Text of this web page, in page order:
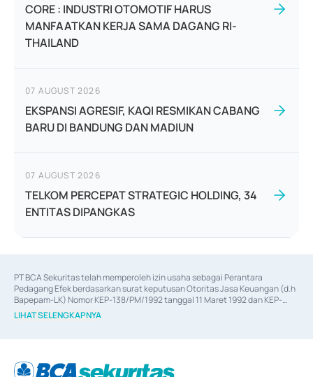
CORE : INDUSTRI OTOMOTIF HARUS
MANFAATKAN KERJA SAMA DAGANG RI-
THAILAND
07 AUGUST 2026
EKSPANSI AGRESIF, KAQI RESMIKAN CABANG
BARU DI BANDUNG DAN MADIUN
07 AUGUST 2026
TELKOM PERCEPAT STRATEGIC HOLDING, 34
ENTITAS DIPANGKAS
PT BCA Sekuritas telah memperoleh izin usaha sebagai Perantara
Pedagang Efek berdasarkan surat keputusan Otoritas Jasa Keuangan (d.h
Bapepam-LK) Nomor KEP-138/PM/1992 tanggal 11 Maret 1992 dan KEP-
06/D.04/2014 tanggal 28 Februari 2014, izin usaha sebagai Penjamin Emisi
Efek berdasarkan surat keputusan Otoritas Jasa Keuangan Nomor KEP-
berdasarkan surat keputusan Otoritas Jasa Keuangan Nomor S-
LIHAT SELENGKAPNYA